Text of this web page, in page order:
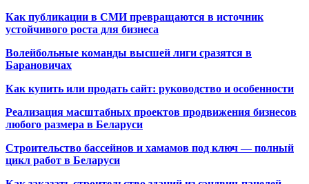
Как публикации в СМИ превращаются в источник
устойчивого роста для бизнеса
Волейбольные команды высшей лиги сразятся в
Барановичах
Как купить или продать сайт: руководство и особенности
Реализация масштабных проектов продвижения бизнесов
любого размера в Беларуси
Строительство бассейнов и хамамов под ключ — полный
цикл работ в Беларуси